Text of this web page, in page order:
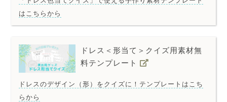
はこちらから
ドレス＜形当て＞クイズ用素材無
料テンプレート
ドレスのデザイン（形）をクイズに！テンプレートはこち
らから